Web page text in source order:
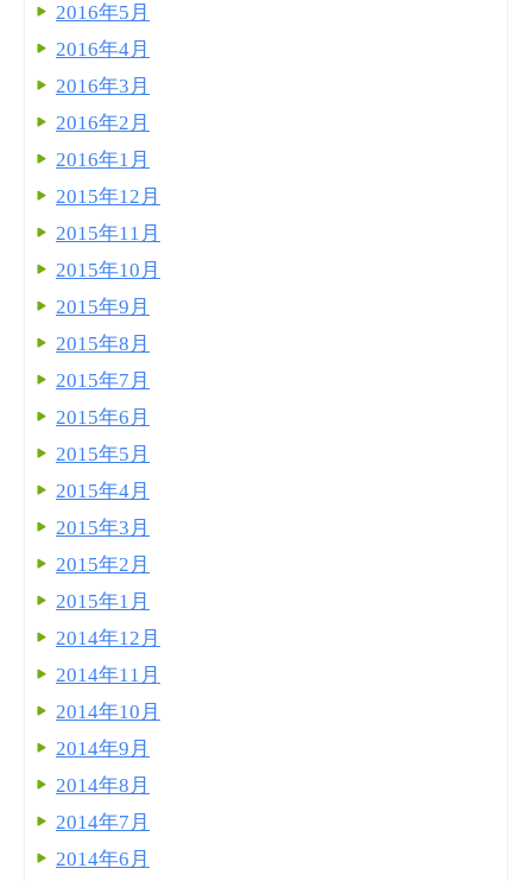
2016年5月
2016年4月
2016年3月
2016年2月
2016年1月
2015年12月
2015年11月
2015年10月
2015年9月
2015年8月
2015年7月
2015年6月
2015年5月
2015年4月
2015年3月
2015年2月
2015年1月
2014年12月
2014年11月
2014年10月
2014年9月
2014年8月
2014年7月
2014年6月